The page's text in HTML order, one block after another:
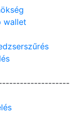
wallet